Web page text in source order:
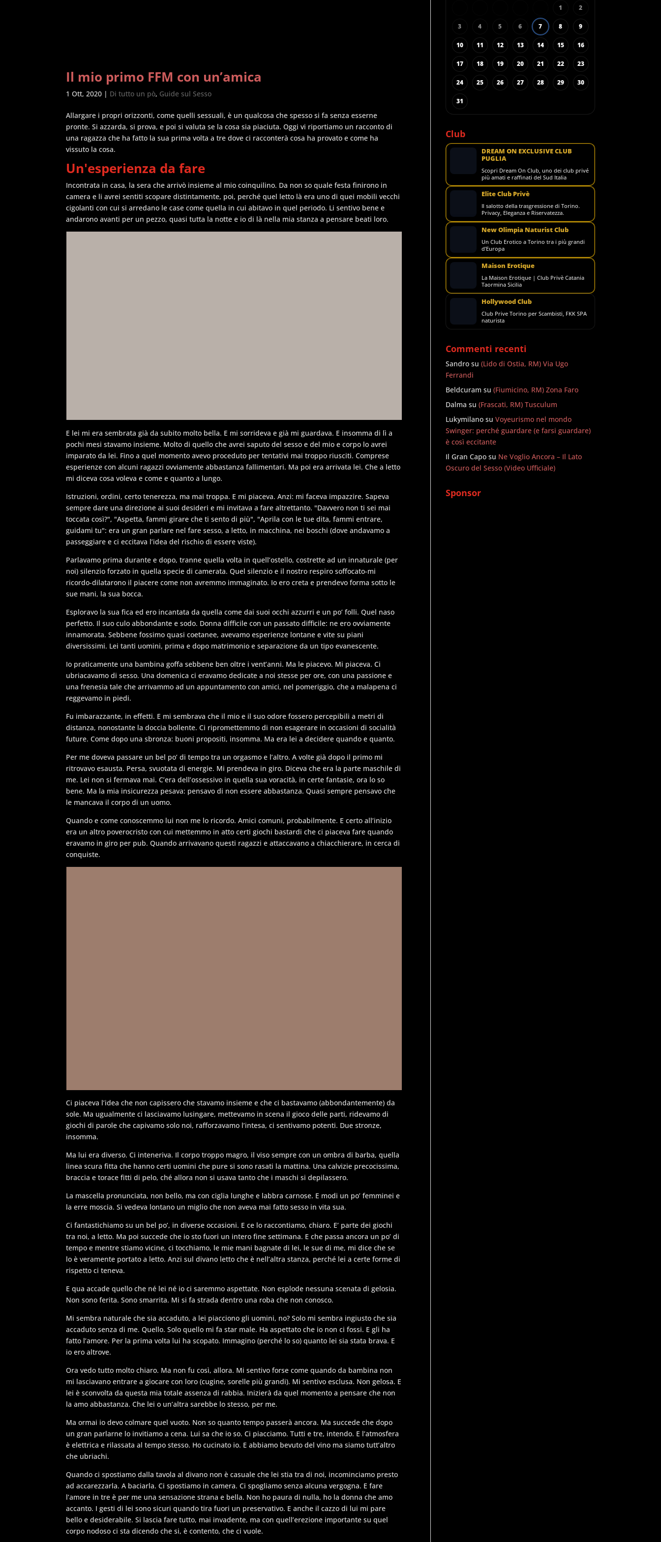
Il mio primo FFM con un’amica
1 Ott, 2020 | Di tutto un pò, Guide sul Sesso
Allargare i propri orizzonti, come quelli sessuali, è un qualcosa che spesso si fa senza esserne
pronte. Si azzarda, si prova, e poi si valuta se la cosa sia piaciuta. Oggi vi riportiamo un racconto di
una ragazza che ha fatto la sua prima volta a tre dove ci racconterà cosa ha provato e come ha
vissuto la cosa.
Un'esperienza da fare
Incontrata in casa, la sera che arrivò insieme al mio coinquilino. Da non so quale festa finirono in
camera e li avrei sentiti scopare distintamente, poi, perché quel letto là era uno di quei mobili vecchi
cigolanti con cui si arredano le case come quella in cui abitavo in quel periodo. Li sentivo bene e
andarono avanti per un pezzo, quasi tutta la notte e io di là nella mia stanza a pensare beati loro.
E lei mi era sembrata già da subito molto bella. E mi sorrideva e già mi guardava. E insomma di lì a
pochi mesi stavamo insieme. Molto di quello che avrei saputo del sesso e del mio e corpo lo avrei
imparato da lei. Fino a quel momento avevo proceduto per tentativi mai troppo riusciti. Comprese
esperienze con alcuni ragazzi ovviamente abbastanza fallimentari. Ma poi era arrivata lei. Che a letto
mi diceva cosa voleva e come e quanto a lungo.
Istruzioni, ordini, certo tenerezza, ma mai troppa. E mi piaceva. Anzi: mi faceva impazzire. Sapeva
sempre dare una direzione ai suoi desideri e mi invitava a fare altrettanto. "Davvero non ti sei mai
toccata così?", "Aspetta, fammi girare che ti sento di più", "Aprila con le tue dita, fammi entrare,
guidami tu": era un gran parlare nel fare sesso, a letto, in macchina, nei boschi (dove andavamo a
passeggiare e ci eccitava l’idea del rischio di essere viste).
Parlavamo prima durante e dopo, tranne quella volta in quell’ostello, costrette ad un innaturale (per
noi) silenzio forzato in quella specie di camerata. Quel silenzio e il nostro respiro soffocato-mi
ricordo-dilatarono il piacere come non avremmo immaginato. Io ero creta e prendevo forma sotto le
sue mani, la sua bocca.
Esploravo la sua fica ed ero incantata da quella come dai suoi occhi azzurri e un po’ folli. Quel naso
perfetto. Il suo culo abbondante e sodo. Donna difficile con un passato difficile: ne ero ovviamente
innamorata. Sebbene fossimo quasi coetanee, avevamo esperienze lontane e vite su piani
diversissimi. Lei tanti uomini, prima e dopo matrimonio e separazione da un tipo evanescente.
Io praticamente una bambina goffa sebbene ben oltre i vent’anni. Ma le piacevo. Mi piaceva. Ci
ubriacavamo di sesso. Una domenica ci eravamo dedicate a noi stesse per ore, con una passione e
una frenesia tale che arrivammo ad un appuntamento con amici, nel pomeriggio, che a malapena ci
reggevamo in piedi.
Fu imbarazzante, in effetti. E mi sembrava che il mio e il suo odore fossero percepibili a metri di
distanza, nonostante la doccia bollente. Ci ripromettemmo di non esagerare in occasioni di socialità
future. Come dopo una sbronza: buoni propositi, insomma. Ma era lei a decidere quando e quanto.
Per me doveva passare un bel po’ di tempo tra un orgasmo e l’altro. A volte già dopo il primo mi
ritrovavo esausta. Persa, svuotata di energie. Mi prendeva in giro. Diceva che era la parte maschile di
me. Lei non si fermava mai. C’era dell’ossessivo in quella sua voracità, in certe fantasie, ora lo so
bene. Ma la mia insicurezza pesava: pensavo di non essere abbastanza. Quasi sempre pensavo che
le mancava il corpo di un uomo.
Quando e come conoscemmo lui non me lo ricordo. Amici comuni, probabilmente. E certo all’inizio
era un altro poverocristo con cui mettemmo in atto certi giochi bastardi che ci piaceva fare quando
eravamo in giro per pub. Quando arrivavano questi ragazzi e attaccavano a chiacchierare, in cerca di
conquiste.
Ci piaceva l’idea che non capissero che stavamo insieme e che ci bastavamo (abbondantemente) da
sole. Ma ugualmente ci lasciavamo lusingare, mettevamo in scena il gioco delle parti, ridevamo di
giochi di parole che capivamo solo noi, rafforzavamo l’intesa, ci sentivamo potenti. Due stronze,
insomma.
Ma lui era diverso. Ci inteneriva. Il corpo troppo magro, il viso sempre con un ombra di barba, quella
linea scura fitta che hanno certi uomini che pure si sono rasati la mattina. Una calvizie precocissima,
braccia e torace fitti di pelo, ché allora non si usava tanto che i maschi si depilassero.
La mascella pronunciata, non bello, ma con ciglia lunghe e labbra carnose. E modi un po’ femminei e
la erre moscia. Si vedeva lontano un miglio che non aveva mai fatto sesso in vita sua.
Ci fantastichiamo su un bel po’, in diverse occasioni. E ce lo raccontiamo, chiaro. E’ parte dei giochi
tra noi, a letto. Ma poi succede che io sto fuori un intero fine settimana. E che passa ancora un po’ di
tempo e mentre stiamo vicine, ci tocchiamo, le mie mani bagnate di lei, le sue di me, mi dice che se
lo è veramente portato a letto. Anzi sul divano letto che è nell’altra stanza, perché lei a certe forme di
rispetto ci teneva.
E qua accade quello che né lei né io ci saremmo aspettate. Non esplode nessuna scenata di gelosia.
Non sono ferita. Sono smarrita. Mi si fa strada dentro una roba che non conosco.
Mi sembra naturale che sia accaduto, a lei piacciono gli uomini, no? Solo mi sembra ingiusto che sia
accaduto senza di me. Quello. Solo quello mi fa star male. Ha aspettato che io non ci fossi. E gli ha
fatto l’amore. Per la prima volta lui ha scopato. Immagino (perché lo so) quanto lei sia stata brava. E
io ero altrove.
Ora vedo tutto molto chiaro. Ma non fu così, allora. Mi sentivo forse come quando da bambina non
mi lasciavano entrare a giocare con loro (cugine, sorelle più grandi). Mi sentivo esclusa. Non gelosa. E
lei è sconvolta da questa mia totale assenza di rabbia. Inizierà da quel momento a pensare che non
la amo abbastanza. Che lei o un’altra sarebbe lo stesso, per me.
Ma ormai io devo colmare quel vuoto. Non so quanto tempo passerà ancora. Ma succede che dopo
un gran parlarne lo invitiamo a cena. Lui sa che io so. Ci piacciamo. Tutti e tre, intendo. E l’atmosfera
è elettrica e rilassata al tempo stesso. Ho cucinato io. E abbiamo bevuto del vino ma siamo tutt’altro
che ubriachi.
Quando ci spostiamo dalla tavola al divano non è casuale che lei stia tra di noi, incominciamo presto
ad accarezzarla. A baciarla. Ci spostiamo in camera. Ci spogliamo senza alcuna vergogna. E fare
l’amore in tre è per me una sensazione strana e bella. Non ho paura di nulla, ho la donna che amo
accanto. I gesti di lei sono sicuri quando tira fuori un preservativo. E anche il cazzo di lui mi pare
bello e desiderabile. Si lascia fare tutto, mai invadente, ma con quell’erezione importante su quel
corpo nodoso ci sta dicendo che si, è contento, che ci vuole.
1 2
3 4 5 6 7 8 9
10 11 12 13 14 15 16
17 18 19 20 21 22 23
24 25 26 27 28 29 30
31
Club
DREAM ON EXCLUSIVE CLUB
PUGLIA
Scopri Dream On Club, uno dei club privé
più amati e raffinati del Sud Italia
Elite Club Privè
Il salotto della trasgressione di Torino.
Privacy, Eleganza e Riservatezza.
New Olimpia Naturist Club
Un Club Erotico a Torino tra i più grandi
d’Europa
Maison Erotique
La Maison Erotique | Club Privè Catania
Taormina Sicilia
Hollywood Club
Club Prive Torino per Scambisti, FKK SPA
naturista
Commenti recenti
Sandro su(Lido di Ostia, RM) Via Ugo
Ferrandi
Beldcuram su(Fiumicino, RM) Zona Faro
Dalma su(Frascati, RM) Tusculum
Lukymilano suVoyeurismo nel mondo
Swinger: perché guardare (e farsi guardare)
è così eccitante
Il Gran Capo su Ne Voglio Ancora – Il Lato
Oscuro del Sesso (Video Ufficiale)
Sponsor